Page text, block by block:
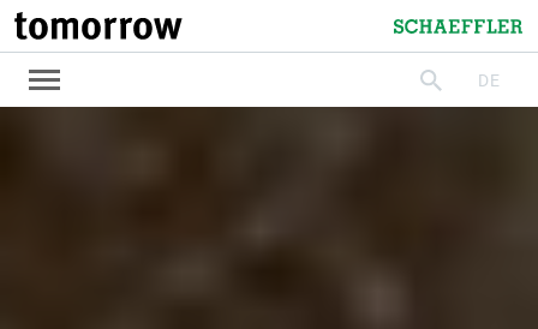
tomorrow
Schaeffler
suchenDE